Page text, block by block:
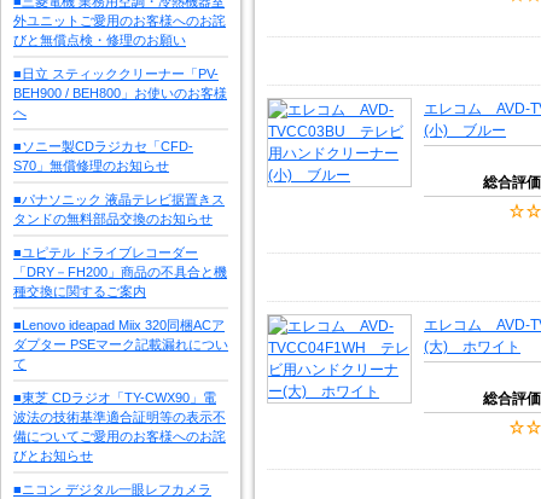
外ユニットご愛用のお客様へのお詫
びと無償点検・修理のお願い
■日立 スティッククリーナー「PV-
BEH900 / BEH800」お使いのお客様
へ
■ソニー製CDラジカセ「CFD-
S70」無償修理のお知らせ
■パナソニック 液晶テレビ据置きス
タンドの無料部品交換のお知らせ
■ユピテル ドライブレコーダー
「DRY－FH200」商品の不具合と機
種交換に関するご案内
■Lenovo ideapad Miix 320同梱ACア
ダプター PSEマーク記載漏れについ
て
■東芝 CDラジオ「TY-CWX90」電
波法の技術基準適合証明等の表示不
備についてご愛用のお客様へのお詫
びとお知らせ
■ニコン デジタル一眼レフカメラ
エレコム AVD-
(小) ブルー
総合評価
エレコム AVD-
(大) ホワイト
総合評価